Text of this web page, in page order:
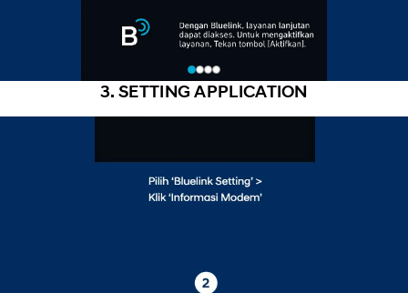
3. SETTING APPLICATION